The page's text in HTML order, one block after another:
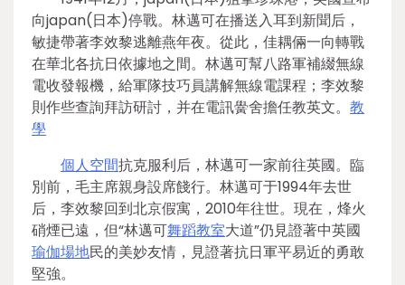
向japan(日本)停戰。林邁可在播送入耳到新聞后，
敏捷帶著李效黎逃離燕年夜。從此，佳耦倆一向轉戰
在華北各抗日依據地之間。林邁可幫八路軍補綴無線
電收發報機，給軍隊技巧員講解無線電課程；李效黎
則作些查詢拜訪研討，并在電訊黌舍擔任教英文。 教
學
個人空間抗克服利后，林邁可一家前往英國。臨
別前，毛主席親身設席餞行。林邁可于1994年去世
后，李效黎回到北京假寓，2010年往世。現在，烽火
硝煙已遠，但“林邁可舞蹈教室大道”仍見證著中英國
瑜伽場地民的美妙友情，見證著抗日軍平易近的勇敢
堅強。